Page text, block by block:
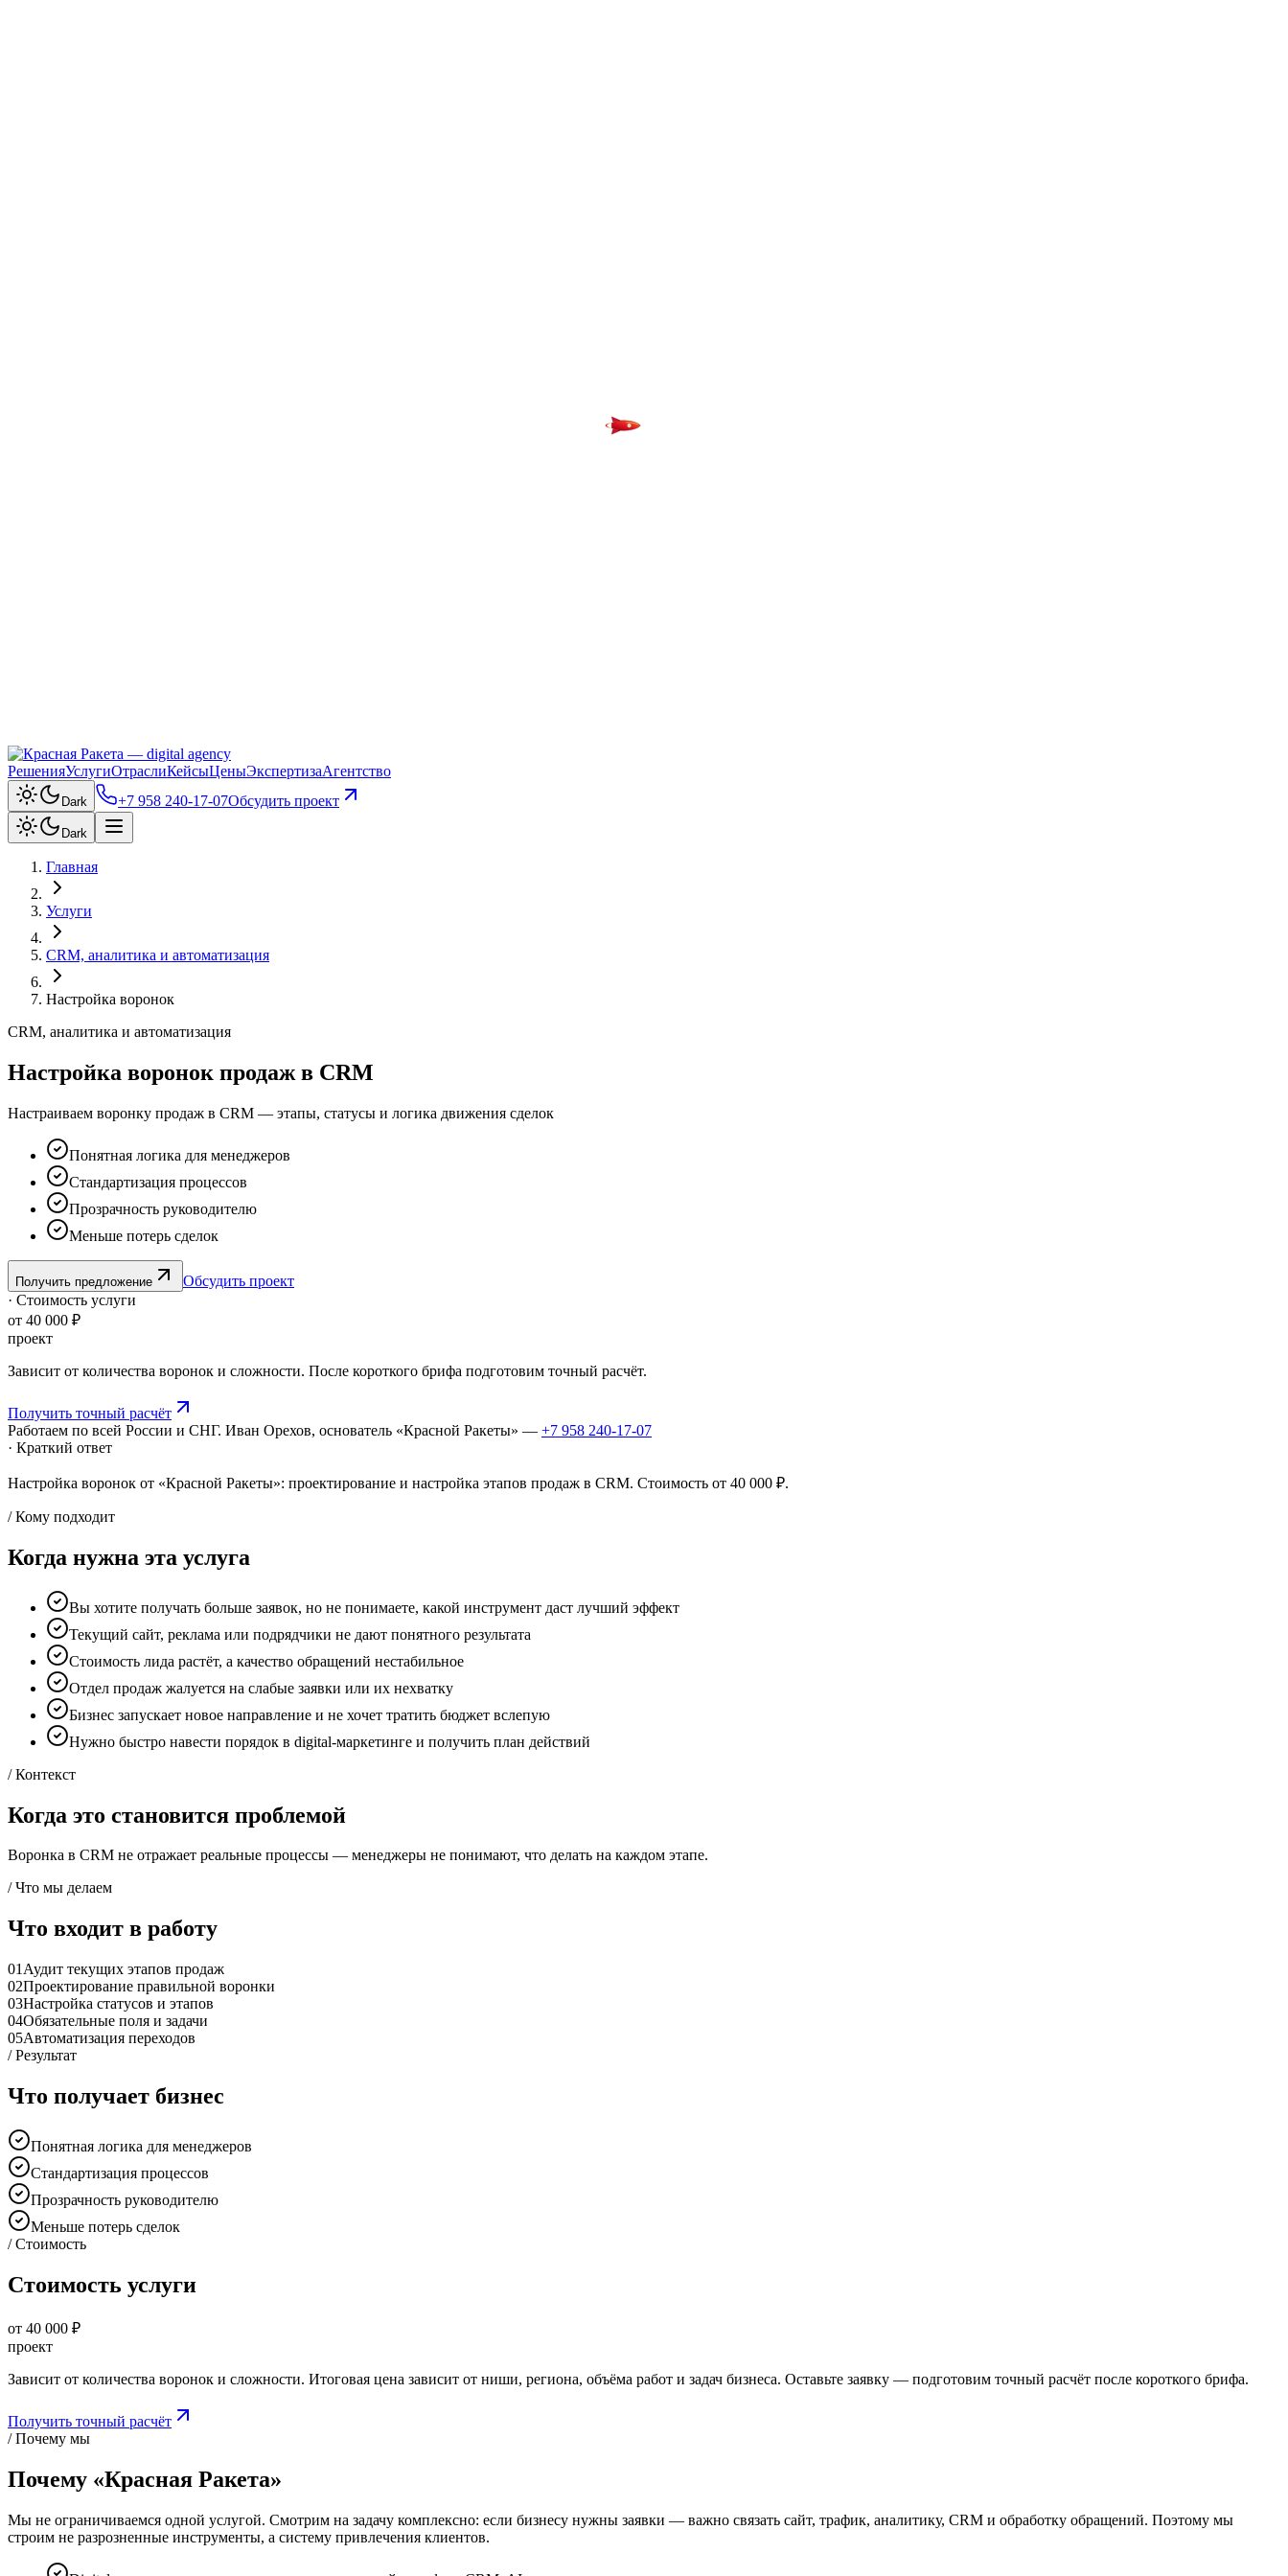
РешенияУслугиОтраслиКейсыЦеныЭкспертизаАгентство
Dark +7 958 240‑17‑07Обсудить проект
Dark
Главная
Услуги
CRM, аналитика и автоматизация
Настройка воронок
CRM, аналитика и автоматизация
Настройка воронок продаж в CRM
Настраиваем воронку продаж в CRM — этапы, статусы и логика движения сделок
Понятная логика для менеджеров
Стандартизация процессов
Прозрачность руководителю
Меньше потерь сделок
Получить предложение
Обсудить проект
· Стоимость услуги
от 40 000 ₽
проект
Зависит от количества воронок и сложности. После короткого брифа подготовим точный расчёт.
Получить точный расчёт
Работаем по всей России и СНГ. Иван Орехов, основатель «Красной Ракеты» — +7 958 240‑17‑07
· Краткий ответ
Настройка воронок от «Красной Ракеты»: проектирование и настройка этапов продаж в CRM. Стоимость от 40 000 ₽.
/ Кому подходит
Когда нужна эта услуга
Вы хотите получать больше заявок, но не понимаете, какой инструмент даст лучший эффект
Текущий сайт, реклама или подрядчики не дают понятного результата
Стоимость лида растёт, а качество обращений нестабильное
Отдел продаж жалуется на слабые заявки или их нехватку
Бизнес запускает новое направление и не хочет тратить бюджет вслепую
Нужно быстро навести порядок в digital-маркетинге и получить план действий
/ Контекст
Когда это становится проблемой
Воронка в CRM не отражает реальные процессы — менеджеры не понимают, что делать на каждом этапе.
/ Что мы делаем
Что входит в работу
01 Аудит текущих этапов продаж
02Проектирование правильной воронки
03Настройка статусов и этапов
04Обязательные поля и задачи
05Автоматизация переходов
/ Результат
Что получает бизнес
Понятная логика для менеджеров
Стандартизация процессов
Прозрачность руководителю
Меньше потерь сделок
/ Стоимость
Стоимость услуги
от 40 000 ₽
проект
Зависит от количества воронок и сложности. Итоговая цена зависит от ниши, региона, объёма работ и задач бизнеса. Оставьте заявку — подготовим точный расчёт после короткого брифа.
Получить точный расчёт
/ Почему мы
Почему «Красная Ракета»
Мы не ограничиваемся одной услугой. Смотрим на задачу комплексно: если бизнесу нужны заявки — важно связать сайт, трафик, аналитику, CRM и обработку обращений. Поэтому мы
строим не разрозненные инструменты, а систему привлечения клиентов.